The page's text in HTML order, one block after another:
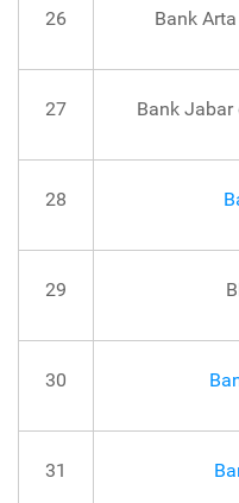
26 Bank
27 Bank Jabar
28
29
30
31